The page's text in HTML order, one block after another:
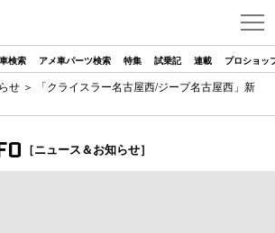
検索 アメ車パーツ検索 特集 試乗記 連載 プロショッ
せ ＞ 「クライスラー名古屋西/ジープ名古屋西」新
［ニュース＆お知らせ］